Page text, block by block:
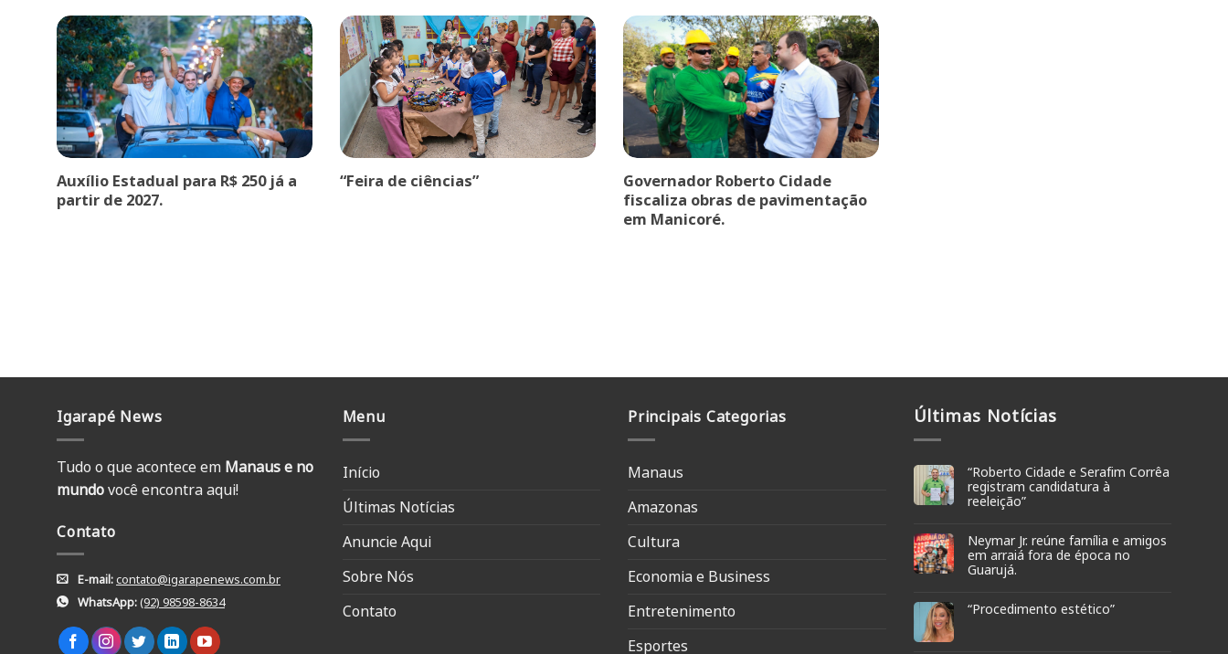
Auxílio Estadual para R$ 250 já a
partir de 2027.
“Feira de ciências”
Governador Roberto Cidade
fiscaliza obras de pavimentação
em Manicoré.
Igarapé News
Tudo o que acontece em Manaus e no
mundovocê encontra aqui!
Contato
E-mail:contato@igarapenews.com.br
WhatsApp:(92) 98598-8634
Menu
Início
Últimas Notícias
Anuncie Aqui
Sobre Nós
Contato
Principais Categorias
Manaus
Amazonas
Cultura
Economia e Business
Entretenimento
Esportes
Últimas Notícias
“Roberto Cidade e Serafim Corrêa
registram candidatura à
reeleição”
Neymar Jr. reúne família e amigos
em arraiá fora de época no
Guarujá.
“Procedimento estético”